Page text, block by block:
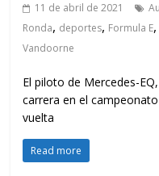
11 de abril de 2021
Ronda, deportes, Formula E,
Vandoorne
El piloto de Mercedes-
carrera en el
vuelta
Read more